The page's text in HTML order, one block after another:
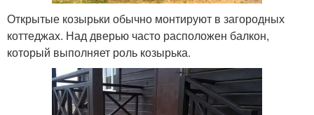
Открытые козырьки обычно монтируют в загородных
коттеджах. Над дверью часто расположен балкон,
который выполняет роль козырька.